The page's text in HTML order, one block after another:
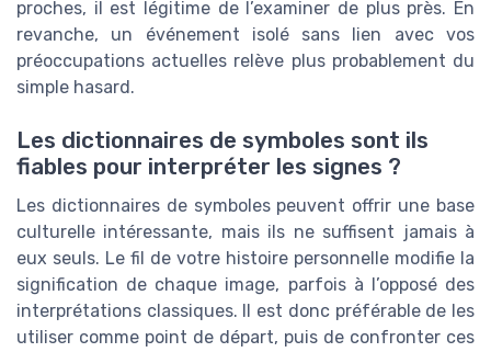
proches, il est légitime de l’examiner de plus près. En
revanche, un événement isolé sans lien avec vos
préoccupations actuelles relève plus probablement du
simple hasard.
Les dictionnaires de symboles sont ils
fiables pour interpréter les signes ?
Les dictionnaires de symboles peuvent offrir une base
culturelle intéressante, mais ils ne suffisent jamais à
eux seuls. Le fil de votre histoire personnelle modifie la
signification de chaque image, parfois à l’opposé des
interprétations classiques. Il est donc préférable de les
utiliser comme point de départ, puis de confronter ces